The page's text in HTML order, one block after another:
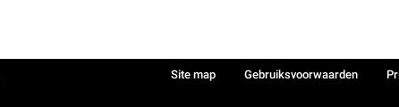
Site map Gebruiksvoorwaarden